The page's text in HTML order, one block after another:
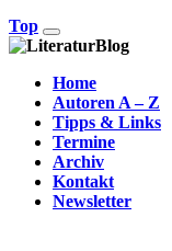
Top
Home
Autoren A – Z
Tipps & Links
Termine
Archiv
Kontakt
Newsletter